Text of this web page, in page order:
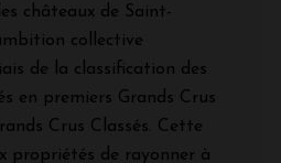
châteaux de Saint-
collective
de la classification des
en premiers Grands Crus
Crus Classés. Cette
propriétés de rayonner à